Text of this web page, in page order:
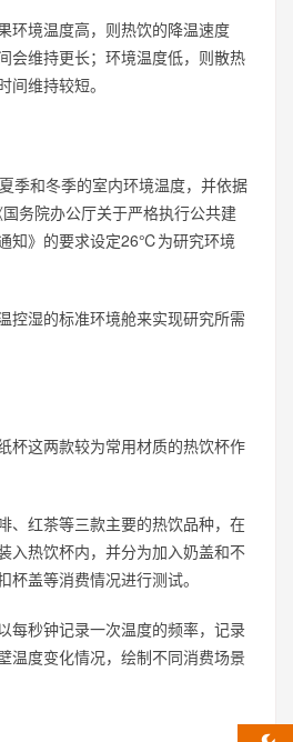
环境温度高，则热饮的降温速度
会维持更长；环境温度低，则散热
间维持较短。
季和冬季的室内环境温度，并依据
务院办公厅关于严格执行公共建
知》的要求设定26℃为研究环境
控湿的标准环境舱来实现研究所需
杯这两款较为常用材质的热饮杯作
、红茶等三款主要的热饮品种，在
入热饮杯内，并分为加入奶盖和不
盖等消费情况进行测试。
每秒钟记录一次温度的频率，记录
温度变化情况，绘制不同消费场景